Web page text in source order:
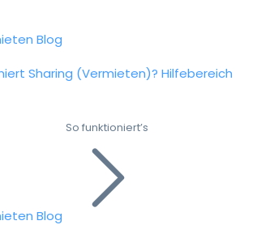
Blog
Sharing (Vermieten)? Hilfebereich
Blog
So funktioniert’s